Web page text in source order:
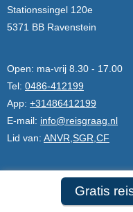
Gratis
Stationssingel 120e
5371 BB Ravenstein
Open: ma-vrij 8.30 - 17.00
Tel: 0486-412199
App: +31486412199
E-mail: info@reisgraag.nl
Lid van: ANVR,SGR,CF